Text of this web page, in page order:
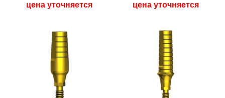
цена уточняется цена уточняется